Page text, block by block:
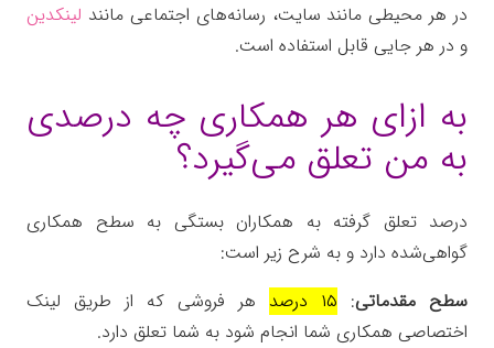
در هر محیطی مانند سایت، رسانه‌های اجتماعی مانند لینکدین
و در هر جایی قابل استفاده است.
به ازای هر همکاری چه درصدی
به من تعلق می‌گیرد؟
درصد تعلق گرفته به همکاران بستگی به سطح همکاری
گواهی‌شده دارد و به شرح زیر است:
سطح مقدماتی: ۱۵ درصد
هر فروشی که از طریق لینک
اختصاصی همکاری شما انجام شود به شما تعلق دارد.